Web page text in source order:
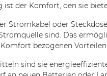
ist der Komfort, den sie
Stromkabel oder
sind. Das
bezogenen
sind sie